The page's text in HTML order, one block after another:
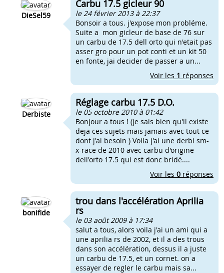
DieSel59
Carbu 17.5 gicleur 90
le 24 février 2013 à 22:37
Bonsoir a tous. j'expose mon probléme.
Suite a mon gicleur de base de 76 sur
un carbu de 17.5 dell orto qui n'etait pas
asser gro pour un pot conti et un kit 50
en fonte, jai decider de passer a un...
Voir les 1 réponses
Derbiste
Réglage carbu 17.5 D.O.
le 05 octobre 2010 à 01:42
Bonjour a tous ! (je sais bien qu'il existe
deja ces sujets mais jamais avec tout ce
dont j'ai besoin ) Voila j'ai une derbi sm-
x-race de 2010 avec carbu d'origine
dell'orto 17.5 qui est donc bridé....
Voir les 0 réponses
bonifide
trou dans l'accélération Aprilia
rs
le 03 août 2009 à 17:34
salut a tous, alors voila j'ai un ami qui a
une aprilia rs de 2002, et il a des trous
dans son accélération, dessus il a juste
un carbu de 17.5, et un cornet. on a
essayer de regler le carbu mais sa...